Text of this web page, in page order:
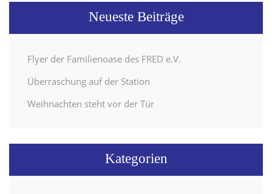
Neueste Beiträge
Flyer der Familienoase des FRED e.V.
Überraschung auf der Station
Weihnachten steht vor der Tür
Kategorien